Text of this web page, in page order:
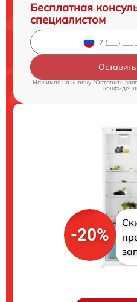
Бесплатная
специалистом
Нажимая на кнопку "Оставить
-20%